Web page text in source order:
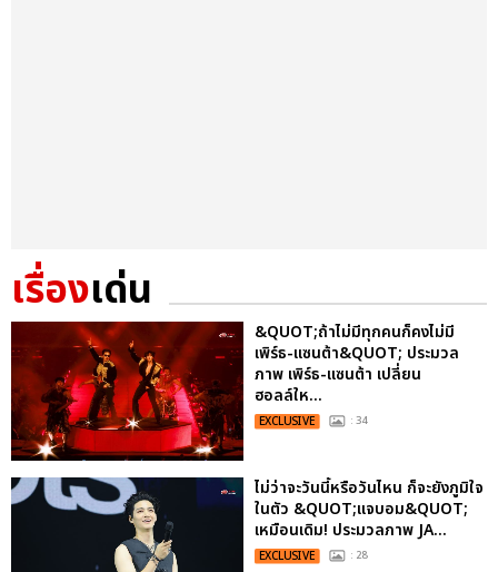
เรื่องเด่น
&QUOT;ถ้าไม่มีทุกคนก็คงไม่มี
เพิร์ธ-แซนต้า&QUOT; ประมวล
ภาพ เพิร์ธ-แซนต้า เปลี่ยน
ฮอลล์ให...
EXCLUSIVE : 34
ไม่ว่าจะวันนี้หรือวันไหน ก็จะยังภูมิใจ
ในตัว &QUOT;แจบอม&QUOT;
เหมือนเดิม! ประมวลภาพ JA...
EXCLUSIVE : 28